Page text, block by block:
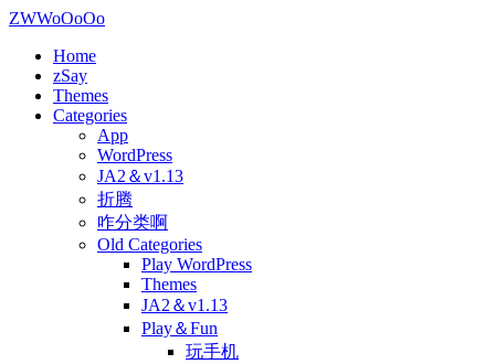
ZWWoOoOo
Home
zSay
Themes
Categories
App
WordPress
JA2＆v1.13
折腾
咋分类啊
Old Categories
Play WordPress
Themes
JA2＆v1.13
Play＆Fun
玩手机